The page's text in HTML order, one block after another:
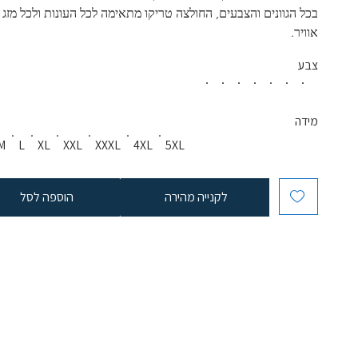
בכל הגוונים והצבעים, החולצה טריקו מתאימה לכל העונות ולכל מזג
אוויר.
צבע
L XL XXL XXXL 4XL 5XL
מידה
הוספה לסל לקנייה מהירה